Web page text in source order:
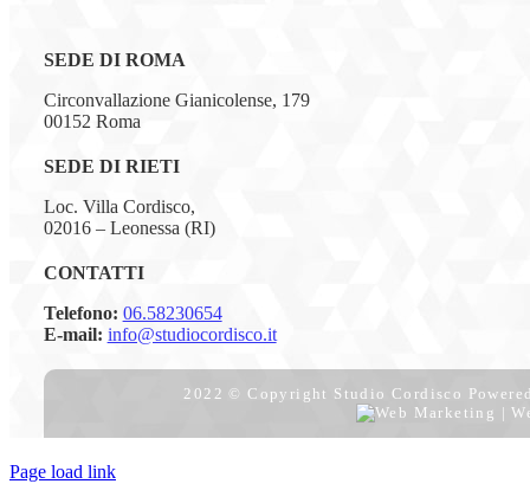
SEDE DI ROMA
Circonvallazione Gianicolense, 179
00152 Roma
SEDE DI RIETI
Loc. Villa Cordisco,
02016 – Leonessa (RI)
CONTATTI
Telefono: 06.58230654
E-mail: info@studiocordisco.it
2022 © Copyright Studio Cordisco
Page load link